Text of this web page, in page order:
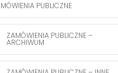
PUBLICZNE
ZAMÓWIENIA PUBLICZNE –
ARCHIWUM